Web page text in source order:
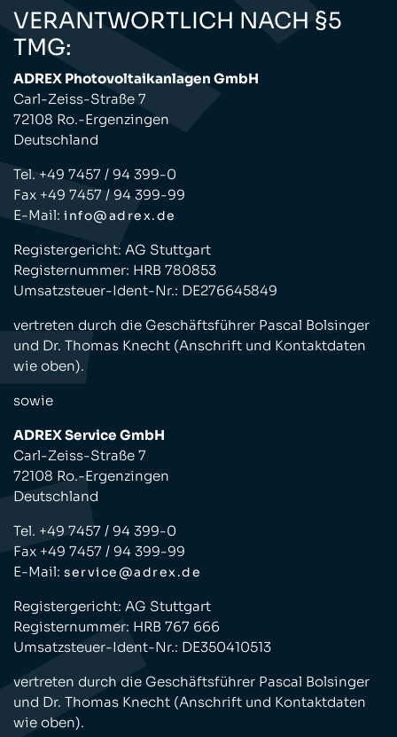
VERANTWORTLICH NACH §5
TMG:
ADREX Photovoltaikanlagen GmbH
Carl-Zeiss-Straße 7
72108 Ro.-Ergenzingen
Deutschland
Tel. +49 7457 / 94 399-0
Fax +49 7457 / 94 399-99
E-Mail: info@adrex.de
Registergericht: AG Stuttgart
Registernummer: HRB 780853
Umsatzsteuer-Ident-Nr.: DE276645849
vertreten durch die Geschäftsführer Pascal Bolsinger
und Dr. Thomas Knecht (Anschrift und Kontaktdaten
wie oben).
sowie
ADREX Service GmbH
Carl-Zeiss-Straße 7
72108 Ro.-Ergenzingen
Deutschland
Tel. +49 7457 / 94 399-0
Fax +49 7457 / 94 399-99
E-Mail: service@adrex.de
Registergericht: AG Stuttgart
Registernummer: HRB 767 666
Umsatzsteuer-Ident-Nr.: DE350410513
vertreten durch die Geschäftsführer Pascal Bolsinger
und Dr. Thomas Knecht (Anschrift und Kontaktdaten
wie oben).